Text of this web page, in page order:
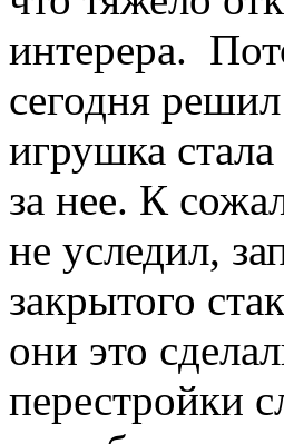
интерера.
сегодня
игрушка
за нее. К
не уследил,
закрытого
они это
перестройки